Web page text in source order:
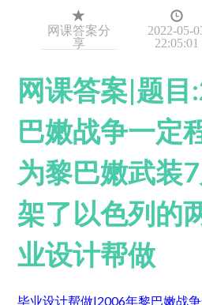
网课答案分
享
2022-05-
22:05:01
网课答案|题目
巴嫩战争一定
为黎巴嫩武装
架了以色列的
业设计帮做
毕业设计帮做|2006年黎巴嫩战